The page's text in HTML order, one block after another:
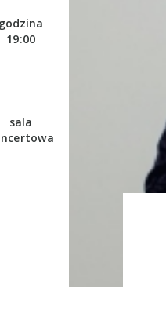
godzina
19:00
sala